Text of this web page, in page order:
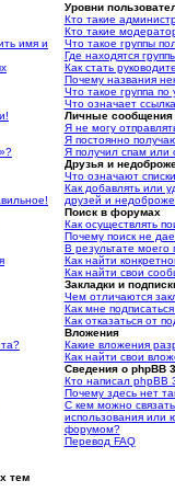
имя и
тем
Уровни
Кто такие
Кто такие
Что такое группы
Где находятся
Как стать
Почему названия
Что такое группа
Что означает
Личные сообщения
Я не могу
Я постоянно
Я получил спам или
Друзья и
Что означают
Как добавлять или
друзей и
Поиск в форумах
Как осуществлять
Почему поиск не
В результате моего
Как найти
Как найти свои
Закладки и
Чем отличаются
Как мне
Как отказаться от
Вложения
Какие вложения
Как найти свои
Сведения о phpBB
Кто написал phpBB
Почему здесь нет
С кем можно
использования или
форумом?
Перевод FAQ